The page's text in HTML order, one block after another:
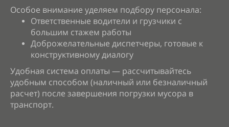
Особое внимание уделяем подбору персонала:
Ответственные водители и грузчики с
большим стажем работы
Доброжелательные диспетчеры, готовые к
конструктивному диалогу
Удобная система оплаты — рассчитывайтесь
удобным способом (наличный или безналичный
расчет) после завершения погрузки мусора в
транспорт.